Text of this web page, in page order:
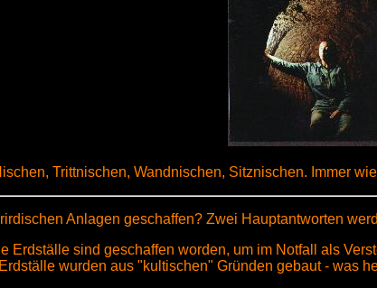
Trittnischen, Wandnischen, Sitznischen. Immer
Anlagen geschaffen? Zwei Hauptantworten
Erdställe sind geschaffen worden, um im Notfall als
wurden aus "kultischen" Gründen gebaut - was